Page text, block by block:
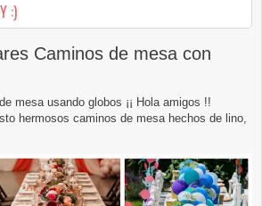
:)
Caminos de mesa con
mesa usando globos ¡¡ Hola amigos !!
hermosos caminos de mesa hechos de lino,